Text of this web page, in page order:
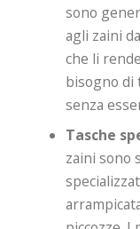
sono
agli zaini
che li
bisogno di
senza
Tasche
zaini sono